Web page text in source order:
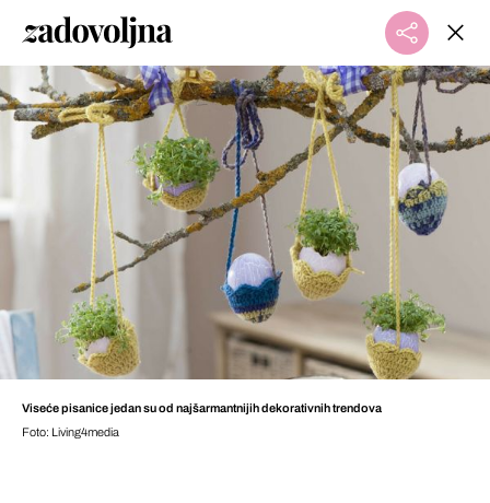
Viseće pisanice jedan su od najšarmantnijih dekorativnih trendova
Foto: Living4media